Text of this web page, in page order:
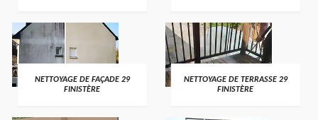
NETTOYAGE DE FAÇADE 29
FINISTÈRE
NETTOYAGE DE TERRASSE 29
FINISTÈRE